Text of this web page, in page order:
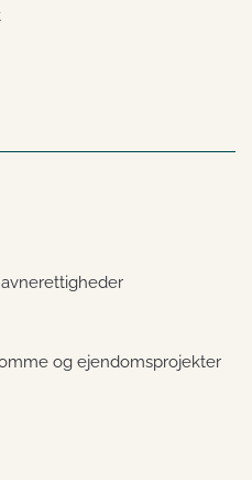
og ejendomsprojekter